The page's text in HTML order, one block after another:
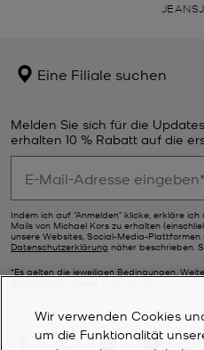
Eine Filiale suchen
Melden Sie sich für die
erhalten 10 % Rabatt auf die
Indem ich auf "Anmelden" klicke, erkläre
Mails von Michael Kors zu erhalten
unsere Websites, Social-Media-
Datenschutzerklärung näher beschrieben.
*Es gelten die jeweiligen Bedingungen.
Wir verwenden Cookies
um die Funktionalität